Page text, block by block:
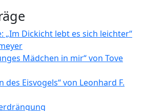
„Im Dickicht lebt es sich leichter“
Mädchen in mir“ von Tove
des Eisvogels“ von Leonhard F.